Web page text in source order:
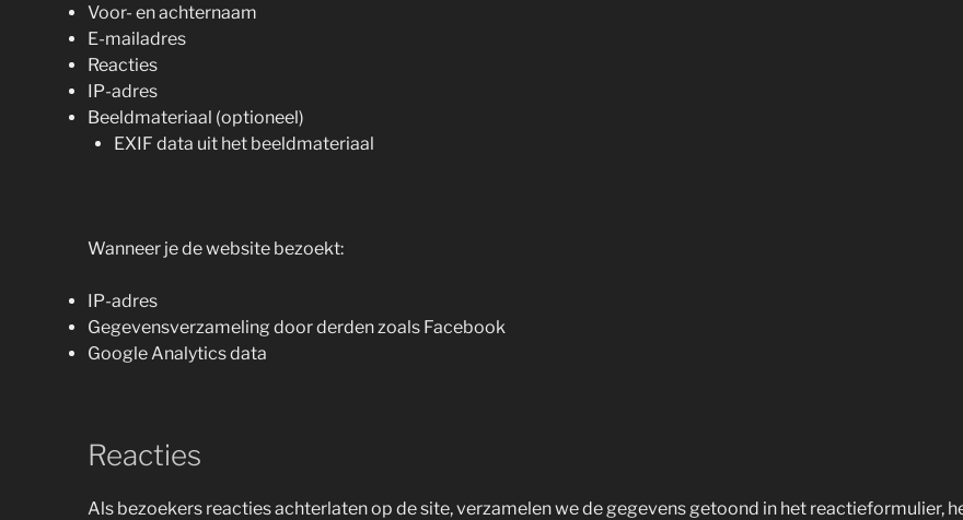
Voor- en achternaam
E-mailadres
Reacties
IP-adres
Beeldmateriaal (optioneel)
EXIF data uit het beeldmateriaal
Wanneer je de website bezoekt:
IP-adres
Gegevensverzameling door derden zoals Facebook
Google Analytics data
Reacties
Als bezoekers reacties achterlaten op de site, verzamelen we de gegevens getoond in het reactieformulier,